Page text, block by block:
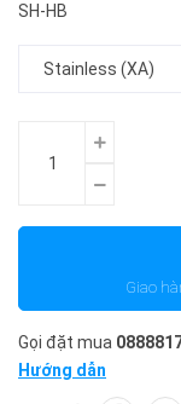
SH-HB
Giao
Gọi đặt mua
Hướng dẫn